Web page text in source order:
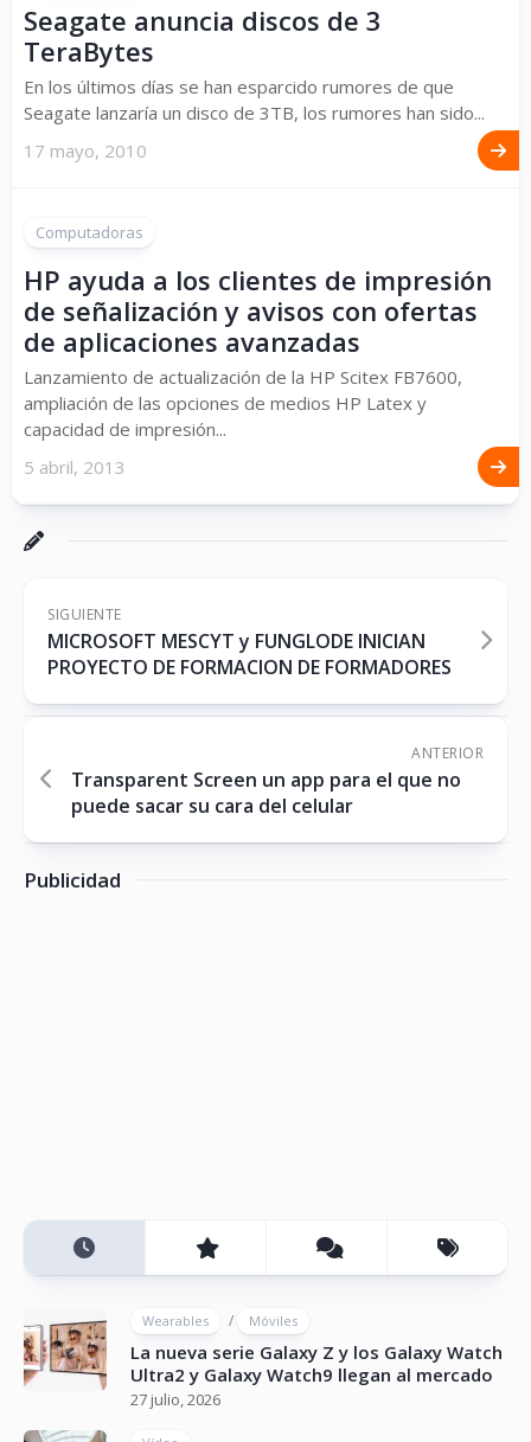
Seagate anuncia discos de 3
TeraBytes
En los últimos días se han esparcido rumores de que
Seagate lanzaría un disco de 3TB, los rumores han sido...
17 mayo, 2010
Computadoras
HP ayuda a los clientes de impresión
de señalización y avisos con ofertas
de aplicaciones avanzadas
Lanzamiento de actualización de la HP Scitex FB7600,
ampliación de las opciones de medios HP Latex y
capacidad de impresión...
5 abril, 2013
SIGUIENTE
MICROSOFT MESCYT y FUNGLODE INICIAN
PROYECTO DE FORMACION DE FORMADORES
ANTERIOR
Transparent Screen un app para el que no
puede sacar su cara del celular
Publicidad
Wearables / Móviles
La nueva serie Galaxy Z y los Galaxy Watch
Ultra2 y Galaxy Watch9 llegan al mercado
27 julio, 2026